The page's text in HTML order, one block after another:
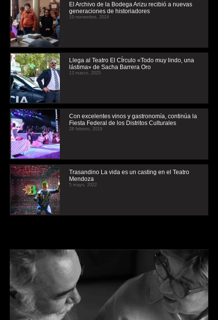
El Archivo de la Bodega Arizu recibió a nuevas
generaciones de historiadores
19 noviembre, 2024
Llega al Teatro El CÍrculo «Todo muy lindo, una
lástima» de Sacha Barrera Oro
13 marzo, 2025
Con excelentes vinos y gastronomía, continúa la
Fiesta Federal de los Distritos Culturales
28 febrero, 2019
Trasandino La vida es un casting en el Teatro
Mendoza
5 mayo, 2022